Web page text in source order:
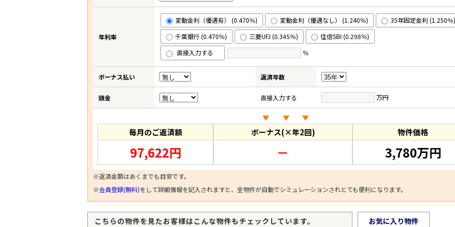
年利率
変動金利（優遇有） (0.470％) 変動金利（優遇なし） (1.240％)
35年固定金利 (1.250％)
千葉銀行 (0.470％)
三菱UFJ (0.345％)
住信SBI (0.298％)
直接入力する
％
ボーナス払い 返済年数
頭金 直接入力する 万円
毎月のご返済額
97,622円
ボーナス(×年2回)
－
物件価格
3,780万円
※返済金額はあくまでも目安です。
※会員登録(無料)をして詳細情報を記入されますと、全物件が自動でシミュレーションされとても便利になります。
こちらの物件を見たお客様はこんな物件もチェックしています。 お気に入り物件